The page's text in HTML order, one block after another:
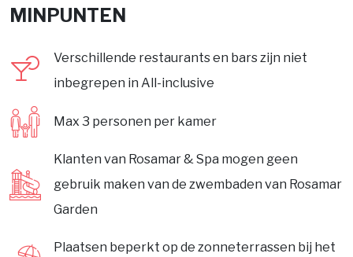
MINPUNTEN
Verschillende restaurants en bars zijn niet
inbegrepen in All-inclusive
Max 3 personen per kamer
Klanten van Rosamar & Spa mogen geen
gebruik maken van de zwembaden van Rosamar
Garden
Plaatsen beperkt op de zonneterrassen bij het